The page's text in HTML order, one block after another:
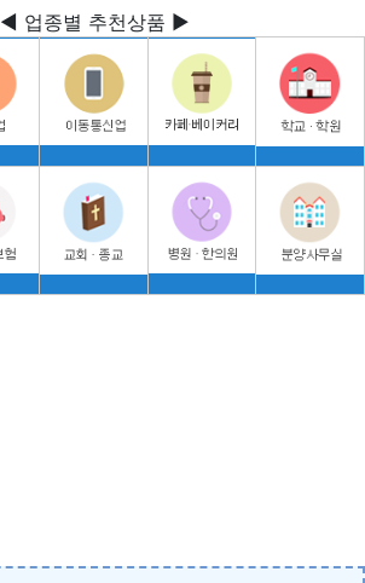
◀ 업종별 추천상품 ▶